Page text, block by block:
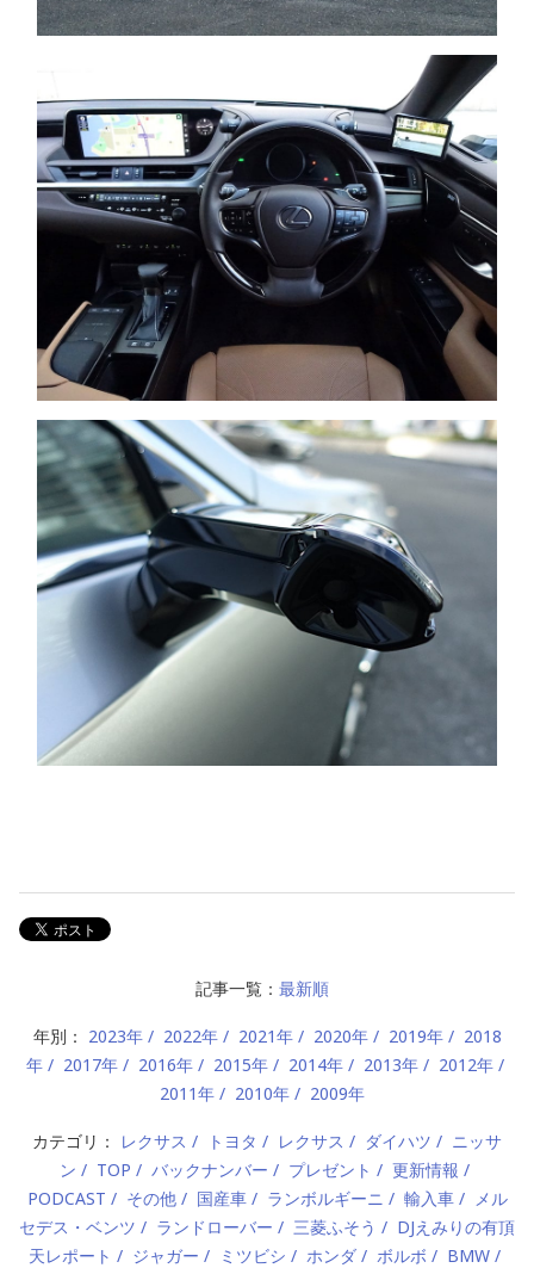
記事一覧： 最新順
年別： 2023年 2022年 2021年 2020年 2019年
2018
年
2017年 2016年 2015年 2014年 2013年
2012年
2011年
2010年 2009年
カテゴリ： レクサス トヨタ レクサス ダイハツ
ニッサ
ン
TOP バックナンバー プレゼント
更新情報
PODCAST
その他 国産車 ランボルギーニ 輸入車
メル
セデス・ベンツ
ランドローバー 三菱ふそう
DJえみりの有頂
天レポート
ジャガー ミツビシ ホンダ ボルボ
BMW